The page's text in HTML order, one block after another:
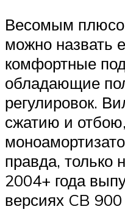
Весомым
можно назвать
комфортные
обладающие
регулировок.
сжатию и
правда, только
2004+ года
версиях CB 900